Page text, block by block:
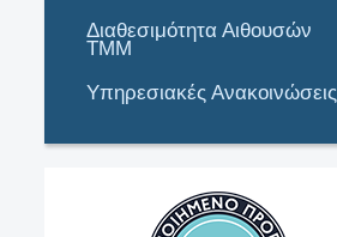
Διαθεσιμότητα Αιθουσών
ΤΜΜ
Υπηρεσιακές Ανακοινώσεις